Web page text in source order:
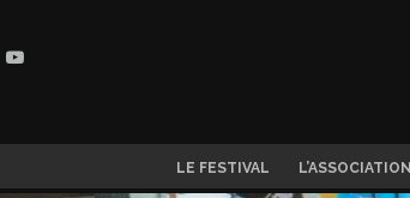
LE FESTIVAL L’ASSOCIATION